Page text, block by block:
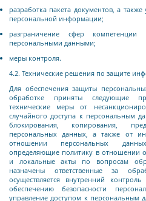
разработка пакета документов, а
персональной информации;
разграничение сфер компетенции
персональными данными;
меры контроля.
4.2. Технические решения по защите
Для обеспечения защиты
обработке приняты следующие
технические меры от
случайного доступа к персональным
блокирования, копирования,
персональных данных, а также от
отношении персональных
определяющие политику в отношении
и локальные акты по вопросам
назначены ответственные за
осуществляется внутренний
обеспечению безопасности
управление доступом к персональным